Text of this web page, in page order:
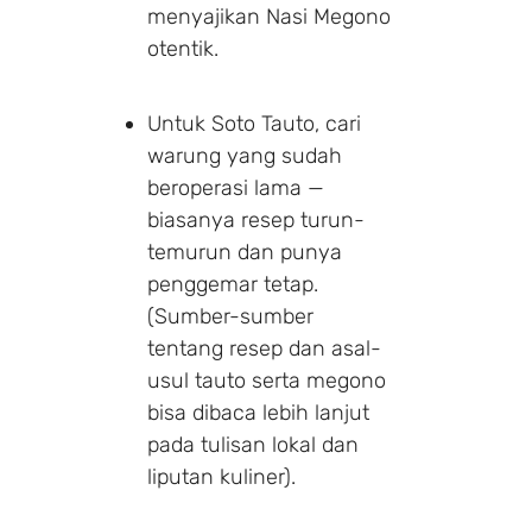
menyajikan Nasi Megono
otentik.
Untuk Soto Tauto, cari
warung yang sudah
beroperasi lama —
biasanya resep turun-
temurun dan punya
penggemar tetap.
(Sumber-sumber
tentang resep dan asal-
usul tauto serta megono
bisa dibaca lebih lanjut
pada tulisan lokal dan
liputan kuliner).